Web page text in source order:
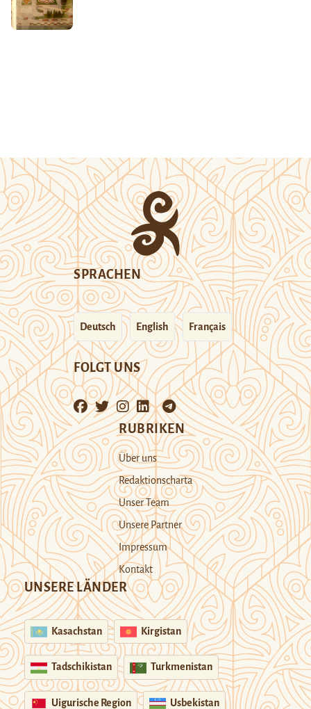
SPRACHEN
Deutsch English Français
FOLGT UNS
RUBRIKEN
Über uns
Redaktionscharta
Unser Team
Unsere Partner
Impressum
Kontakt
UNSERE LÄNDER
Kasachstan Kirgistan
Tadschikistan Turkmenistan
Uigurische Region Usbekistan